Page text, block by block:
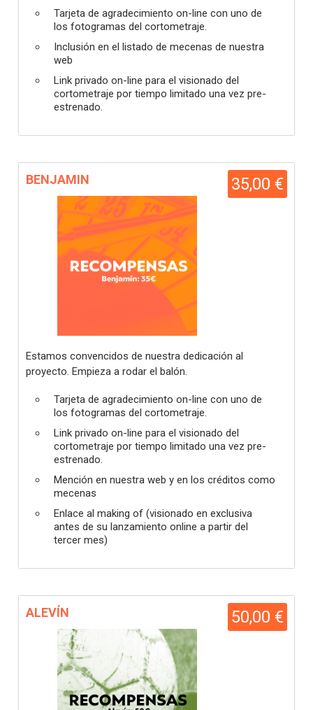
Tarjeta de agradecimiento on-line con uno de
los fotogramas del cortometraje.
Inclusión en el listado de mecenas de nuestra
web
Link privado on-line para el visionado del
cortometraje por tiempo limitado una vez pre-
estrenado.
35,00 €
BENJAMIN
Estamos convencidos de nuestra dedicación al
proyecto. Empieza a rodar el balón.
Tarjeta de agradecimiento on-line con uno de
los fotogramas del cortometraje.
Link privado on-line para el visionado del
cortometraje por tiempo limitado una vez pre-
estrenado.
Mención en nuestra web y en los créditos como
mecenas
Enlace al making of (visionado en exclusiva
antes de su lanzamiento online a partir del
tercer mes)
50,00 €
ALEVÍN